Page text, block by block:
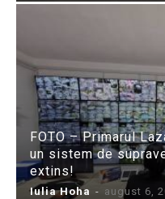
FOTO – Primarul
un sistem de
extins!
Iulia Hoha - august 6,